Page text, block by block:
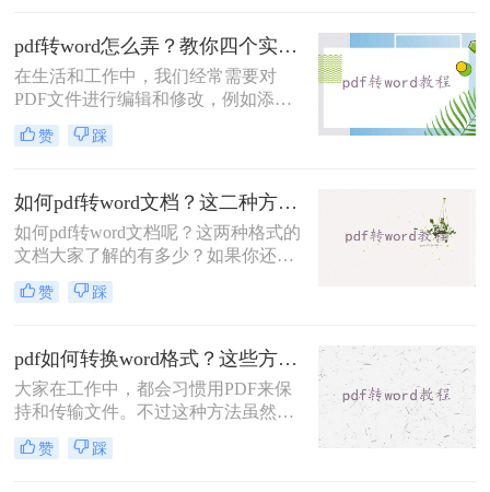
易地解决PDF难以编辑的问题。例
如，将pdf格式转换word的格式，以便
于编辑文档中的内容。你现在知道pdf
格式怎么转换word的格式吗？不清楚
的合作伙伴可以尝试遵循以下内容。
我相信你很快就能学会pdf转word的方
pdf转word怎么弄？教你四个实用方法！
在生活和工作中，我们经常需要对
PDF文件进行编辑和修改，例如添加
水印、超链接、插入或删除图片等操
作。然而，这些操作不能直接在PDF
其转换为Word文件进行编辑。如果你
不知道pdf转word怎么弄，别担心，下
面我给大家介绍几种超实用的方法!
赞 踩
如何pdf转word文档？这二种方法建议收藏！
如何pdf转word文档呢？这两种格式的
文档大家了解的有多少？如果你还是
初入职场的菜鸟不懂得对文件的运
用，那么一定快快学起来，因为办公
需要格式转换，比如说pdf转word文
档，那么你知道什么有效又快速的pdf
转word方法方法吗？不知道的朋友可
以往下看。
赞 踩
pdf如何转换word格式？这些方法轻松免费转换！
大家在工作中，都会习惯用PDF来保
持和传输文件。不过这种方法虽然很
很好的保护了文件的安全性，但是当
我们需要对PDF文件进行编辑的时候
赞 踩